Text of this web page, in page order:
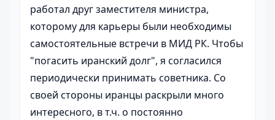
работал друг заместителя министра,
которому для карьеры были необходимы
самостоятельные встречи в МИД РК. Чтобы
"погасить иранский долг", я согласился
периодически принимать советника. Со
своей стороны иранцы раскрыли много
интересного, в т.ч. о постоянно